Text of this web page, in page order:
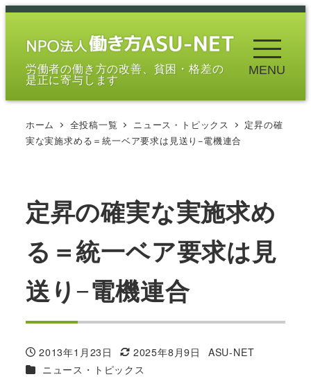
メ
労働者の働き方の改善、貧困・格差の
是正に寄与します
MENU
ホーム 全投稿一覧 ニュース・トピックス
定昇の確
実な実施求める＝統一ベア要求は見送り−電機連合
定昇の確実な実施求め
る＝統一ベア要求は見
送り−電機連合
投稿日
2013年1月23日
更新日
2025年8月9日
著
ASU-NET
カテゴリー
ニュース・トピックス